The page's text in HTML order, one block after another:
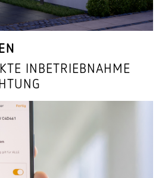
INBE­TRIEB­NAHME